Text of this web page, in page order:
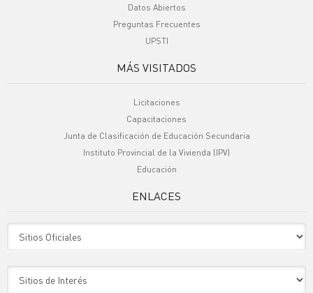
Datos Abiertos
Preguntas Frecuentes
UPSTI
MÁS VISITADOS
Licitaciones
Capacitaciones
Junta de Clasificación de Educación Secundaria
Instituto Provincial de la Vivienda (IPV)
Educación
ENLACES